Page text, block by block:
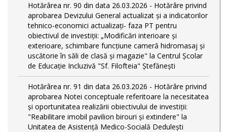
Hotărârea nr. 90 din data 26.03.2026 - Hotărâre privind
aprobarea Devizului General actualizat și a indicatorilor
tehnico-economici actualizați- faza PT pentru
obiectivul de investiții: „Modificări interioare și
exterioare, schimbare funcțiune cameră hidromasaj și
uscătorie în săli de clasă și magazie" la Centrul Școlar
de Educație Incluzivă "Sf. Filofteia" Ștefănești
Hotărârea nr. 91 din data 26.03.2026 - Hotărâre privind
aprobarea Notei conceptuale referitoare la necesitatea
și oportunitatea realizării obiectivului de investiții:
"Reabilitare imobil pavilion birouri și extindere" la
Unitatea de Asistență Medico-Socială Dedulești